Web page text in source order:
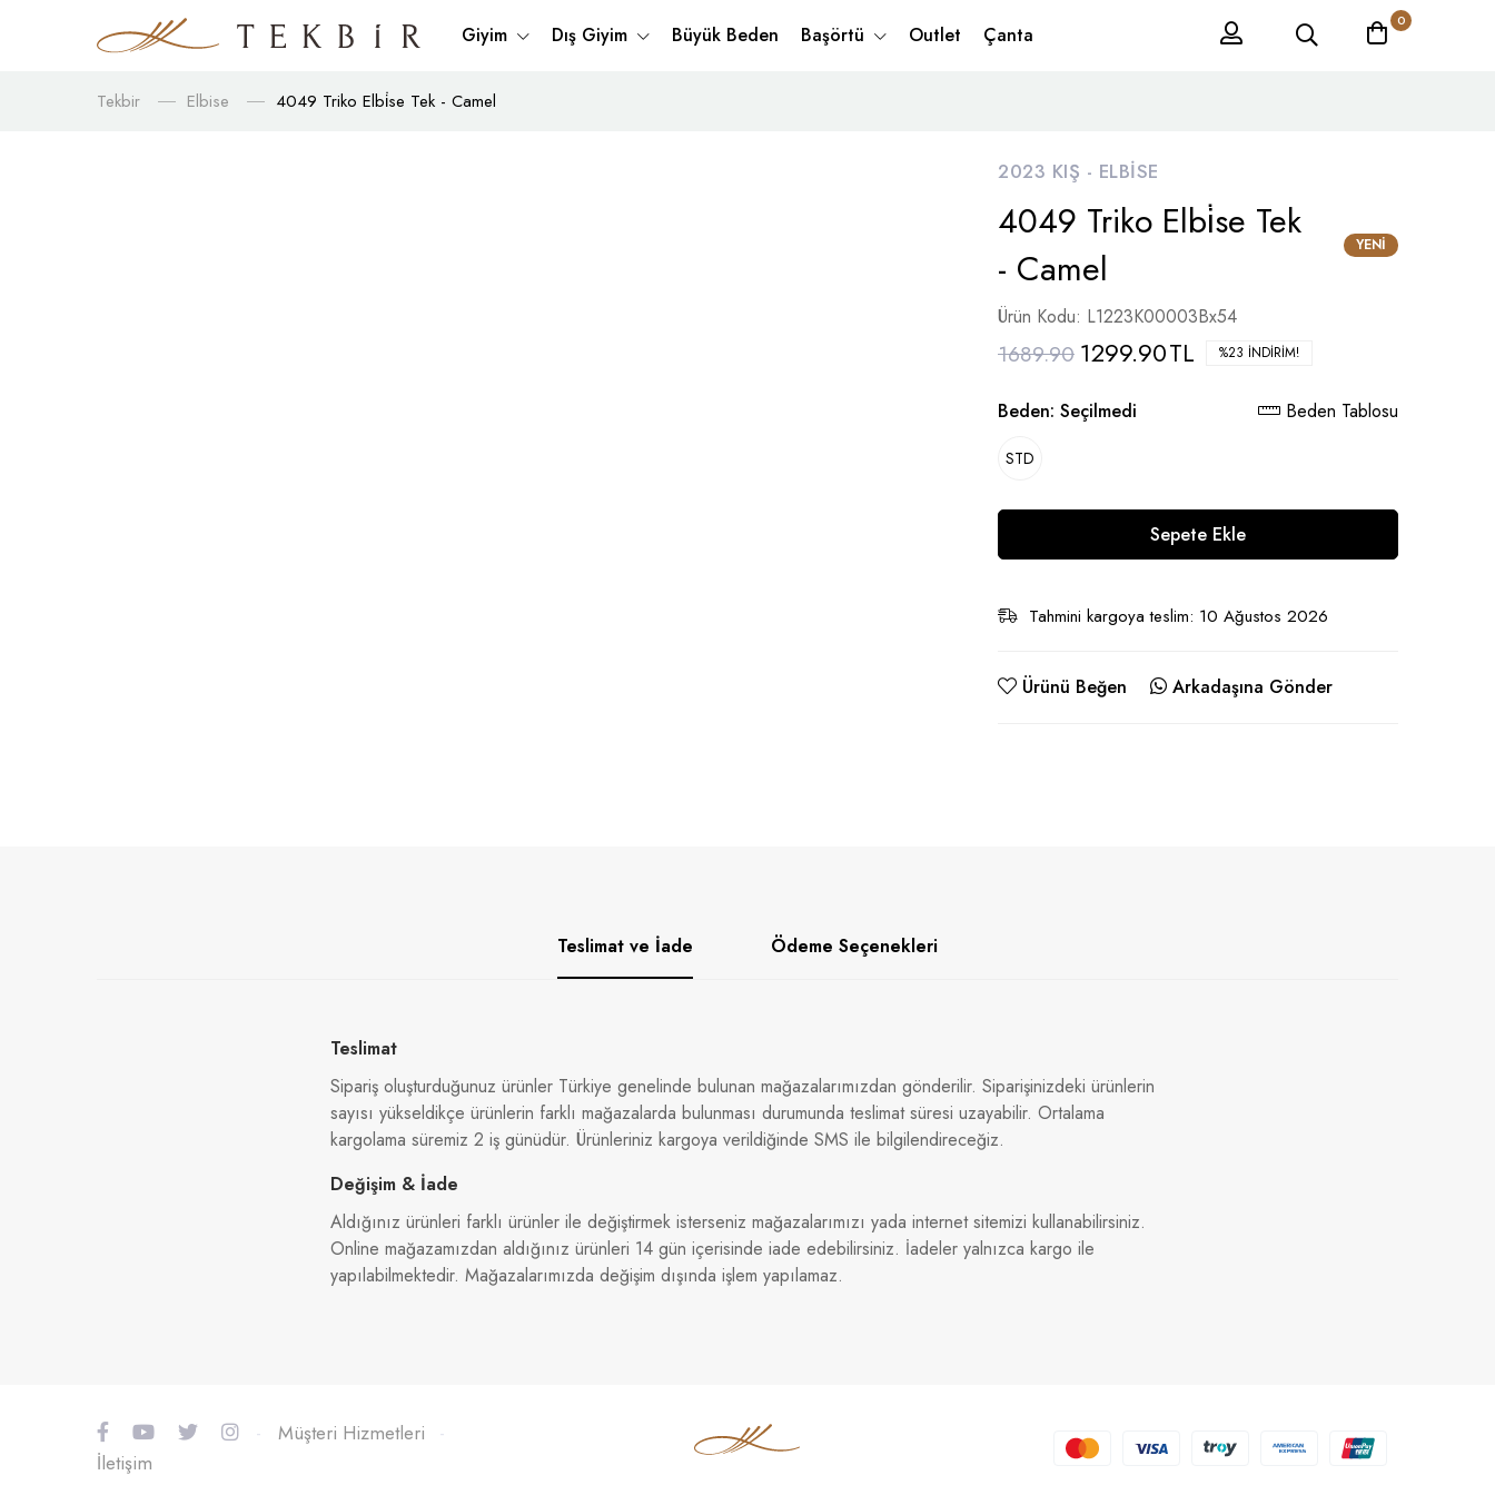
Giyim Dış Giyim Büyük Beden Başörtü Outlet Çanta
0
Tekbir Elbise 4049 Triko Elbi̇se Tek - Camel
2023 KIŞ - ELBISE
4049 Triko Elbi̇se Tek
- Camel
YENI
Ürün Kodu: L1223K00003Bx54
1689.90 1299.90TL %23 İNDIRIM!
Beden: Seçilmedi Beden Tablosu
STD
Sepete Ekle
Tahmini kargoya teslim: 10 Ağustos 2026
Ürünü Beğen Arkadaşına Gönder
Teslimat ve İade Ödeme Seçenekleri
Teslimat
Sipariş oluşturduğunuz ürünler Türkiye genelinde bulunan mağazalarımızdan gönderilir. Siparişinizdeki ürünlerin
sayısı yükseldikçe ürünlerin farklı mağazalarda bulunması durumunda teslimat süresi uzayabilir. Ortalama
kargolama süremiz 2 iş günüdür. Ürünleriniz kargoya verildiğinde SMS ile bilgilendireceğiz.
Değişim & İade
Aldığınız ürünleri farklı ürünler ile değiştirmek isterseniz mağazalarımızı yada internet sitemizi kullanabilirsiniz.
Online mağazamızdan aldığınız ürünleri 14 gün içerisinde iade edebilirsiniz. İadeler yalnızca kargo ile
yapılabilmektedir. Mağazalarımızda değişim dışında işlem yapılamaz.
- Müşteri Hizmetleri
-
İletişim